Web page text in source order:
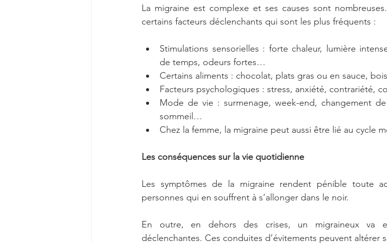
La migraine est complexe et ses causes sont
certains facteurs déclenchants qui sont les plus fréquents :
Stimulations sensorielles : forte chaleur, lumière
de temps, odeurs fortes…
Certains aliments : chocolat, plats gras ou en sauce,
Facteurs psychologiques : stress, anxiété, contrariété,
Mode de vie : surmenage, week-end, changement
sommeil…
Chez la femme, la migraine peut aussi être lié au cycle
Les conséquences sur la vie quotidienne
Les symptômes de la migraine rendent pénible toute
personnes qui en souffrent à s’allonger dans le noir.
En outre, en dehors des crises, un migraineux va
déclenchantes. Ces conduites d’évitements peuvent altérer